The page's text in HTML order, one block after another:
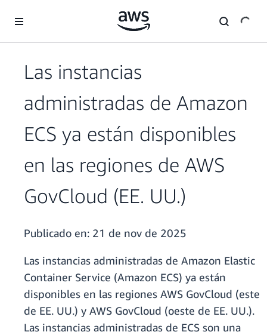
Las instancias
administradas de Amazon
ECS ya están disponibles
en las regiones de AWS
GovCloud (EE. UU.)
Publicado en: 21 de nov de 2025
Las instancias administradas de Amazon Elastic
Container Service (Amazon ECS) ya están
disponibles en las regiones AWS GovCloud (este
de EE. UU.) y AWS GovCloud (oeste de EE. UU.).
Las instancias administradas de ECS son una